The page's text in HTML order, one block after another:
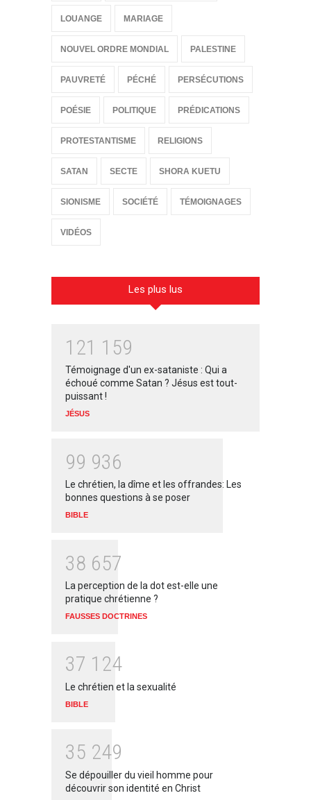
LOUANGE MARIAGE
NOUVEL ORDRE MONDIAL PALESTINE
PAUVRETÉ PÉCHÉ PERSÉCUTIONS
POÉSIE POLITIQUE PRÉDICATIONS
PROTESTANTISME RELIGIONS
SATAN SECTE SHORA KUETU
SIONISME SOCIÉTÉ TÉMOIGNAGES
VIDÉOS
Les plus lus
1 21 1 59
Témoignage d'un ex-sataniste : Qui a
échoué comme Satan ? Jésus est tout-
puissant !
JÉSUS
99 936
Le chrétien, la dîme et les offrandes: Les
bonnes questions à se poser
BIBLE
38 657
La perception de la dot est-elle une
pratique chrétienne ?
FAUSSES DOCTRINES
37 1 24
Le chrétien et la sexualité
BIBLE
35 249
Se dépouiller du vieil homme pour
découvrir son identité en Christ